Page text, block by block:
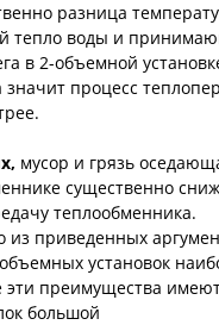
разница
тепло воды и
в 2-объемной
значит процесс
мусор и грязь
существенно
теплообменника.
из приведенных
установок
эти преимущества
большой